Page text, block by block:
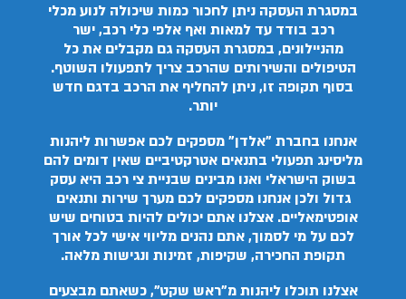
במסגרת העסקה ניתן לחכור כמות שיכולה לנוע מכלי
רכב בודד עד למאות ואף אלפי כלי רכב, ישר
מהניילונים, במסגרת העסקה גם מקבלים את כל
הטיפולים והשירותים שהרכב צריך לתפעולו השוטף.
בסוף תקופה זו, ניתן להחליף את הרכב בדגם חדש
יותר.
אנחנו בחברת "אלדן" מספקים לכם אפשרות ליהנות
מליסינג תפעולי בתנאים אטרקטיביים שאין דומים להם
בשוק הישראלי ואנו מבינים שבניית צי רכב היא עסק
גדול ולכן אנחנו מספקים לכם מערך שירות ותנאים
אופטימאליים. אצלנו אתם יכולים להיות בטוחים שיש
לכם על מי לסמוך, אתם נהנים מליווי אישי לכל אורך
תקופת החכירה, שקיפות, זמינות ונגישות מלאה.
אצלנו תוכלו ליהנות מ"ראש שקט", כשאתם מבצעים